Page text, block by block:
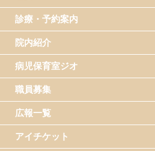
診療・予約案内
院内紹介
病児保育室ジオ
職員募集
広報一覧
アイチケット